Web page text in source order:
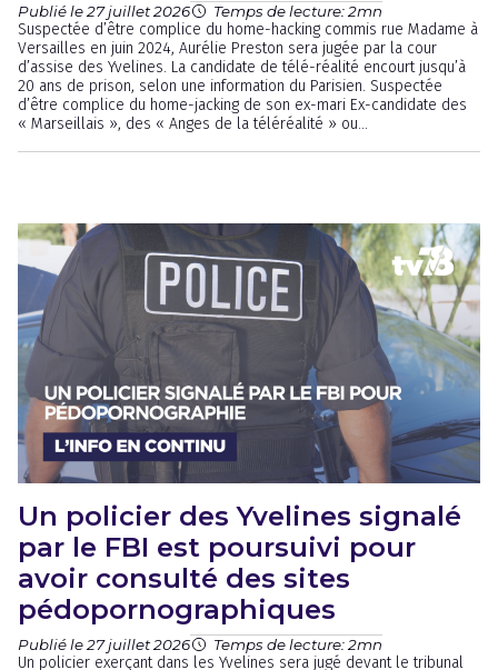
Publié le 27 juillet 2026 Temps de lecture: 2mn
Suspectée d’être complice du home-hacking commis rue Madame à
Versailles en juin 2024, Aurélie Preston sera jugée par la cour
d’assise des Yvelines. La candidate de télé-réalité encourt jusqu’à
20 ans de prison, selon une information du Parisien. Suspectée
d’être complice du home-jacking de son ex-mari Ex-candidate des
« Marseillais », des « Anges de la téléréalité » ou...
Un policier des Yvelines signalé
par le FBI est poursuivi pour
avoir consulté des sites
pédopornographiques
Publié le 27 juillet 2026 Temps de lecture: 2mn
Un policier exerçant dans les Yvelines sera jugé devant le tribunal